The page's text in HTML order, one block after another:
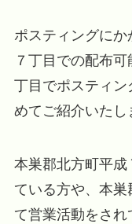
ポスティングに
７丁目での配布
丁目でポスティン
めてご紹介いたし
本巣郡北方町平
ている方や、本
て営業活動をさ